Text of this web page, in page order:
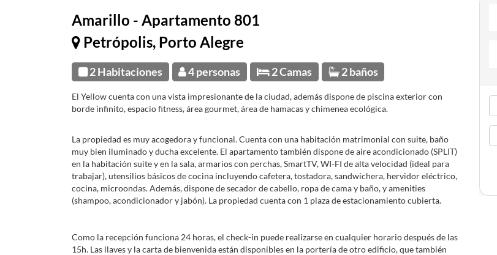
Amarillo - Apartamento 801
Petrópolis, Porto Alegre
2 Habitaciones 4 personas 2 Camas 2 baños
El Yellow cuenta con una vista impresionante de la ciudad, además dispone de piscina exterior con
borde infinito, espacio fitness, área gourmet, área de hamacas y chimenea ecológica.
La propiedad es muy acogedora y funcional. Cuenta con una habitación matrimonial con suite, baño
muy bien iluminado y ducha excelente. El apartamento también dispone de aire acondicionado (SPLIT)
en la habitación suite y en la sala, armarios con perchas, SmartTV, WI-FI de alta velocidad (ideal para
trabajar), utensilios básicos de cocina incluyendo cafetera, tostadora, sandwichera, hervidor eléctrico,
cocina, microondas. Además, dispone de secador de cabello, ropa de cama y baño, y amenities
(shampoo, acondicionador y jabón). La propiedad cuenta con 1 plaza de estacionamiento cubierta.
Como la recepción funciona 24 horas, el check-in puede realizarse en cualquier horario después de las
15h. Las llaves y la carta de bienvenida están disponibles en la portería de otro edificio, que también